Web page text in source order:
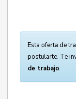
Esta oferta de
postularte. Te
de trabajo.